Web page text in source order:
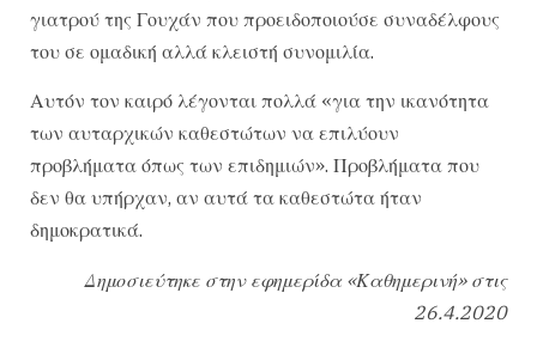
γιατρού της Γουχάν που προειδοποιούσε συναδέλφους
του σε ομαδική αλλά κλειστή συνομιλία.
Αυτόν τον καιρό λέγονται πολλά «για την ικανότητα
των αυταρχικών καθεστώτων να επιλύουν
προβλήματα όπως των επιδημιών». Προβλήματα που
δεν θα υπήρχαν, αν αυτά τα καθεστώτα ήταν
δημοκρατικά.
Δημοσιεύτηκε στην εφημερίδα «Καθημερινή» στις
26.4.2020